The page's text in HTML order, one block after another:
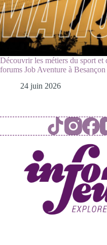
Découvrir les métiers du sport et
forums Job Aventure à
24 juin 2026